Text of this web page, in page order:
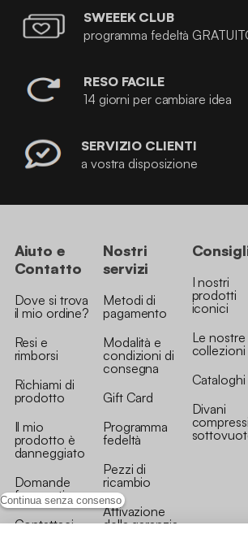
Continua senza consenso
SWEEEK CLUB
programma fedeltà
RESO FACILE
14 giorni per cambiare idea
SERVIZIO CLIENTI
a vostra disposizione
Aiuto e
Contatto
Dove si trova
il mio ordine?
Resi e
rimborsi
Richiami di
prodotto
Il mio
prodotto è
danneggiato
Domande
frequenti
Contattaci
Nostri
servizi
Metodi di
pagamento
Modalità e
condizioni di
consegna
Gift Card
Programma
fedeltà
Pezzi di
ricambio
Attivazione
della garanzia
I nostri
prodotti
iconici
Le nostre
collezioni
Cataloghi
Divani
compressi